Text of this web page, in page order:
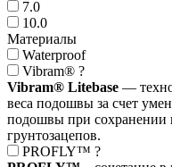
7.0
10.0
Материалы
Waterproof
Vibram® ?
Vibram® Litebase —
веса подошвы за счет
подошвы при
грунтозацепов.
PROFLY™ ?